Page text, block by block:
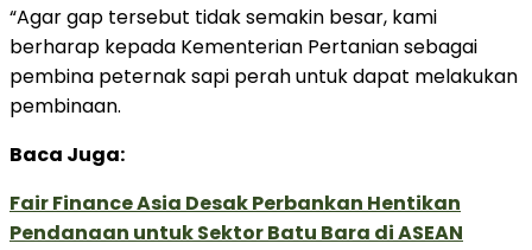
“Agar gap tersebut tidak semakin besar, kami
berharap kepada Kementerian Pertanian sebagai
pembina peternak sapi perah untuk dapat melakukan
pembinaan.
Baca Juga:
Fair Finance Asia Desak Perbankan Hentikan
Pendanaan untuk Sektor Batu Bara di ASEAN